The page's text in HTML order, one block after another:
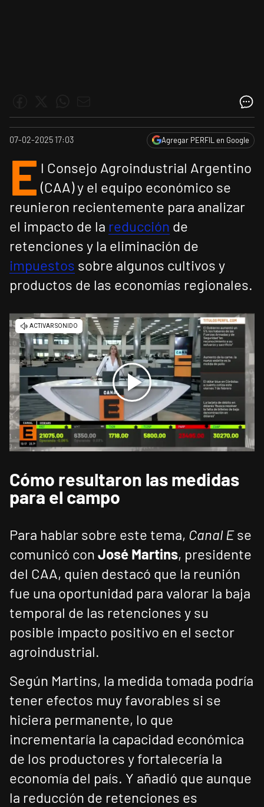
07-02-2025 17:03 Agregar PERFIL en Google
E l Consejo Agroindustrial Argentino
(CAA) y el equipo económico se
reunieron recientemente para analizar
el impacto de la reducción de
retenciones y la eliminación de
impuestos sobre algunos cultivos y
productos de las economías regionales.
Cómo resultaron las medidas
para el campo
Para hablar sobre este tema, Canal Ese
comunicó con José Martins, presidente
del CAA, quien destacó que la reunión
fue una oportunidad para valorar la baja
temporal de las retenciones y su
posible impacto positivo en el sector
agroindustrial.
Según Martins, la medida tomada podría
tener efectos muy favorables si se
hiciera permanente, lo que
incrementaría la capacidad económica
de los productores y fortalecería la
economía del país. Y añadió que aunque
la reducción de retenciones es